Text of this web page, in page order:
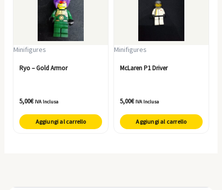
Minifigures
Ryo – Gold Armor
5,00€ IVA Inclusa
Aggiungi al carrello
Minifigures
McLaren P1 Driver
5,00€ IVA Inclusa
Aggiungi al carrello